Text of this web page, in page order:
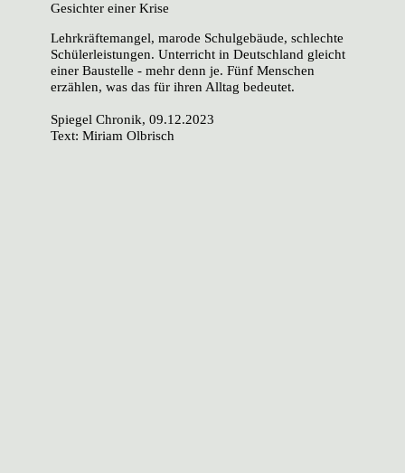
Gesichter einer Krise
Lehrkräftemangel, marode Schulgebäude, schlechte
Schülerleistungen. Unterricht in Deutschland gleicht
einer Baustelle - mehr denn je. Fünf Menschen
erzählen, was das für ihren Alltag bedeutet.
Spiegel Chronik, 09.12.2023
Text: Miriam Olbrisch